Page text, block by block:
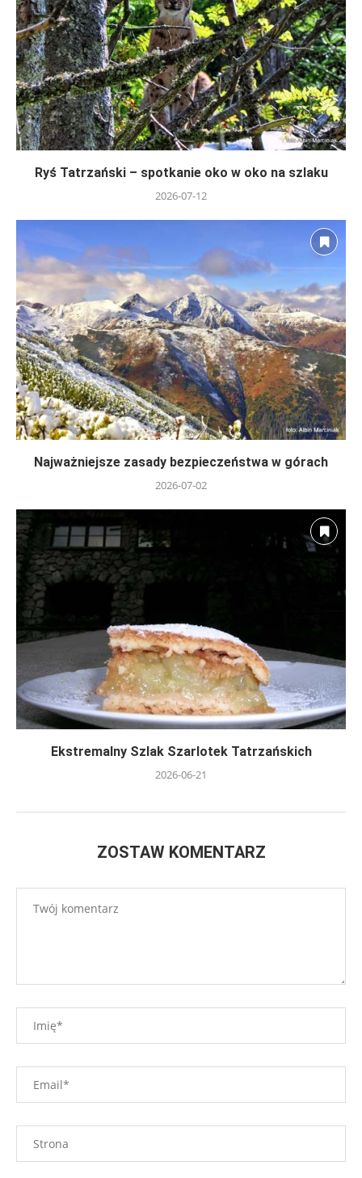
Ryś Tatrzański – spotkanie oko w oko na szlaku
2026-07-12
Najważniejsze zasady bezpieczeństwa w górach
2026-07-02
Ekstremalny Szlak Szarlotek Tatrzańskich
2026-06-21
ZOSTAW KOMENTARZ